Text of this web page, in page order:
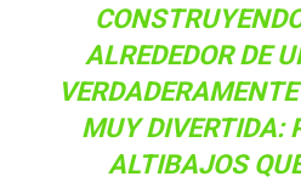
ALREDEDOR DE
MUY DIVERTIDA:
ALTIBAJOS